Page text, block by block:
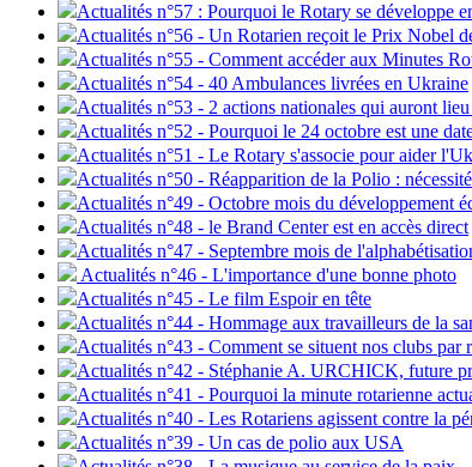
Actualités n°57 : Pourquoi le Rotary se développe
Actualités n°56 - Un Rotarien reçoit le Prix Nobel
Actualités n°55 - Comment accéder aux Minutes
Actualités n°54 - 40 Ambulances livrées en Ukraine
Actualités n°53 - 2 actions nationales qui auront
Actualités n°52 - Pourquoi le 24 octobre est une
Actualités n°51 - Le Rotary s'associe pour aider
Actualités n°50 - Réapparition de la Polio :
Actualités n°49 - Octobre mois du développement
Actualités n°48 - le Brand Center est en accès direct
Actualités n°47 - Septembre mois de
Actualités n°46 - L'importance d'une bonne photo
Actualités n°45 - Le film Espoir en tête
Actualités n°44 - Hommage aux travailleurs de la
Actualités n°43 - Comment se situent nos clubs par
Actualités n°42 - Stéphanie A. URCHICK, future
Actualités n°41 - Pourquoi la minute rotarienne
Actualités n°40 - Les Rotariens agissent contre la
Actualités n°39 - Un cas de polio aux USA